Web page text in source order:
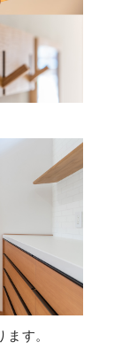
す。